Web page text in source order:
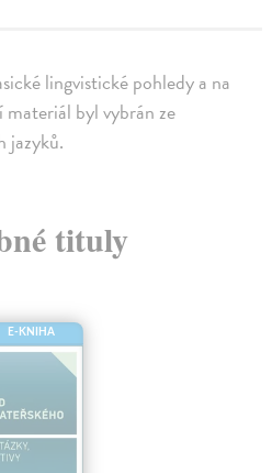
lingvistické pohledy a na
byl vybrán ze
jazyků.
tituly
E-KNIHA